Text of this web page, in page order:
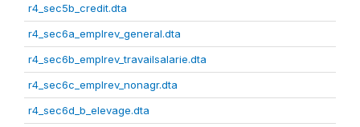
r4_sec5b_credit.dta
r4_sec6a_emplrev_general.dta
r4_sec6b_emplrev_travailsalarie.dta
r4_sec6c_emplrev_nonagr.dta
r4_sec6d_b_elevage.dta